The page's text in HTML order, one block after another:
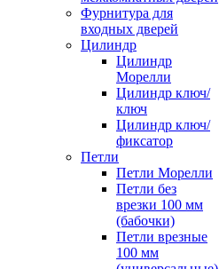
Фурнитура для
входных дверей
Цилиндр
Цилиндр
Морелли
Цилиндр ключ/
ключ
Цилиндр ключ/
фиксатор
Петли
Петли Морелли
Петли без
врезки 100 мм
(бабочки)
Петли врезные
100 мм